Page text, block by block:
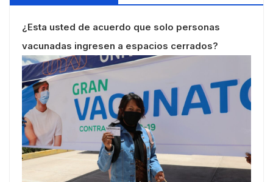
¿Esta usted de acuerdo que solo personas
vacunadas ingresen a espacios cerrados?